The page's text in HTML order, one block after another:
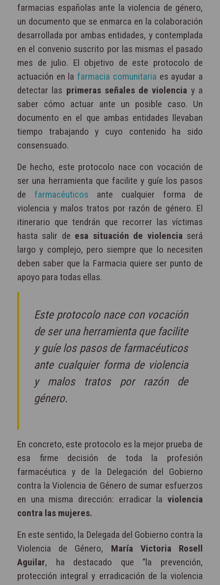
farmacias españolas ante la violencia de género,
un documento que se enmarca en la colaboración
desarrollada por ambas entidades, y contemplada
en el convenio suscrito por las mismas el pasado
mes de julio. El objetivo de este protocolo de
actuación en lafarmacia comunitaria es ayudar a
detectar las primeras señales de violencia y a
saber cómo actuar ante un posible caso. Un
documento en el que ambas entidades llevaban
tiempo trabajando y cuyo contenido ha sido
consensuado.
De hecho, este protocolo nace con vocación de
ser una herramienta que facilite y guíe los pasos
de farmacéuticos ante cualquier forma de
violencia y malos tratos por razón de género. El
itinerario que tendrán que recorrer las víctimas
hasta salir de esa situación de violenciaserá
largo y complejo, pero siempre que lo necesiten
deben saber que la Farmacia quiere ser punto de
apoyo para todas ellas.
Este protocolo nace con vocación
de ser una herramienta que facilite
y guíe los pasos de farmacéuticos
ante cualquier forma de violencia
y malos tratos por razón de
género.
En concreto, este protocolo es la mejor prueba de
esa firme decisión de toda la profesión
farmacéutica y de la Delegación del Gobierno
contra la Violencia de Género de sumar esfuerzos
en una misma dirección: erradicar la violencia
contra las mujeres.
En este sentido, la Delegada del Gobierno contra la
Violencia de Género, María Victoria Rosell
Aguilar, ha destacado que “la prevención,
protección integral y erradicación de la violencia